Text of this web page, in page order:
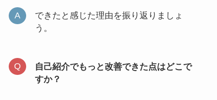
できたと感じた理由を振り返りましょ
う。
自己紹介でもっと改善できた点はどこで
すか？